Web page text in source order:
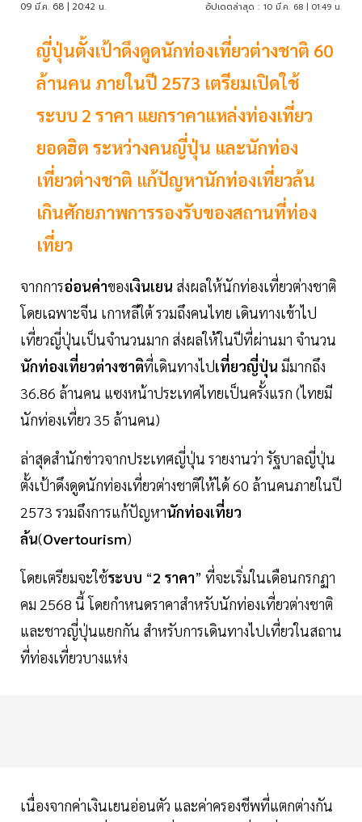
09 มี.ค. 68 | 20:42 น. อัปเดตล่าสุด : 10 มี.ค. 68 | 01:49 น.
ญี่ปุ่นตั้งเป้าดึงดูดนักท่องเที่ยวต่างชาติ 60
ล้านคน ภายในปี 2573 เตรียมเปิดใช้
ระบบ 2 ราคา แยกราคาแหล่งท่องเที่ยว
ยอดฮิต ระหว่างคนญี่ปุ่น และนักท่อง
เที่ยวต่างชาติ แก้ปัญหานักท่องเที่ยวล้น
เกินศักยภาพการรองรับของสถานที่ท่อง
เที่ยว
จากการอ่อนค่าของเงินเยน ส่งผลให้นักท่องเที่ยวต่างชาติ
โดยเฉพาะจีน เกาหลีใต้ รวมถึงคนไทย เดินทางเข้าไป
เที่ยวญี่ปุ่นเป็นจำนวนมาก ส่งผลให้ในปีที่ผ่านมา จำนวน
นักท่องเที่ยวต่างชาติที่เดินทางไปเที่ยวญี่ปุ่น มีมากถึง
36.86 ล้านคน แซงหน้าประเทศไทยเป็นครั้งแรก (ไทยมี
นักท่องเที่ยว 35 ล้านคน)
ล่าสุดสำนักข่าวจากประเทศญี่ปุ่น รายงานว่า รัฐบาลญี่ปุ่น
ตั้งเป้าดึงดูดนักท่องเที่ยวต่างชาติให้ได้ 60 ล้านคนภายในปี
2573 รวมถึงการแก้ปัญหานักท่องเที่ยว
ล้น(Overtourism)
โดยเตรียมจะใช้ระบบ “2 ราคา” ที่จะเริ่มในเดือนกรกฏา
คม 2568 นี้ โดยกำหนดราคาสำหรับนักท่องเที่ยวต่างชาติ
และชาวญี่ปุ่นแยกกัน สำหรับการเดินทางไปเที่ยวในสถาน
ที่ท่องเที่ยวบางแห่ง
เนื่องจากค่าเงินเยนอ่อนตัว และค่าครองชีพที่แตกต่างกัน